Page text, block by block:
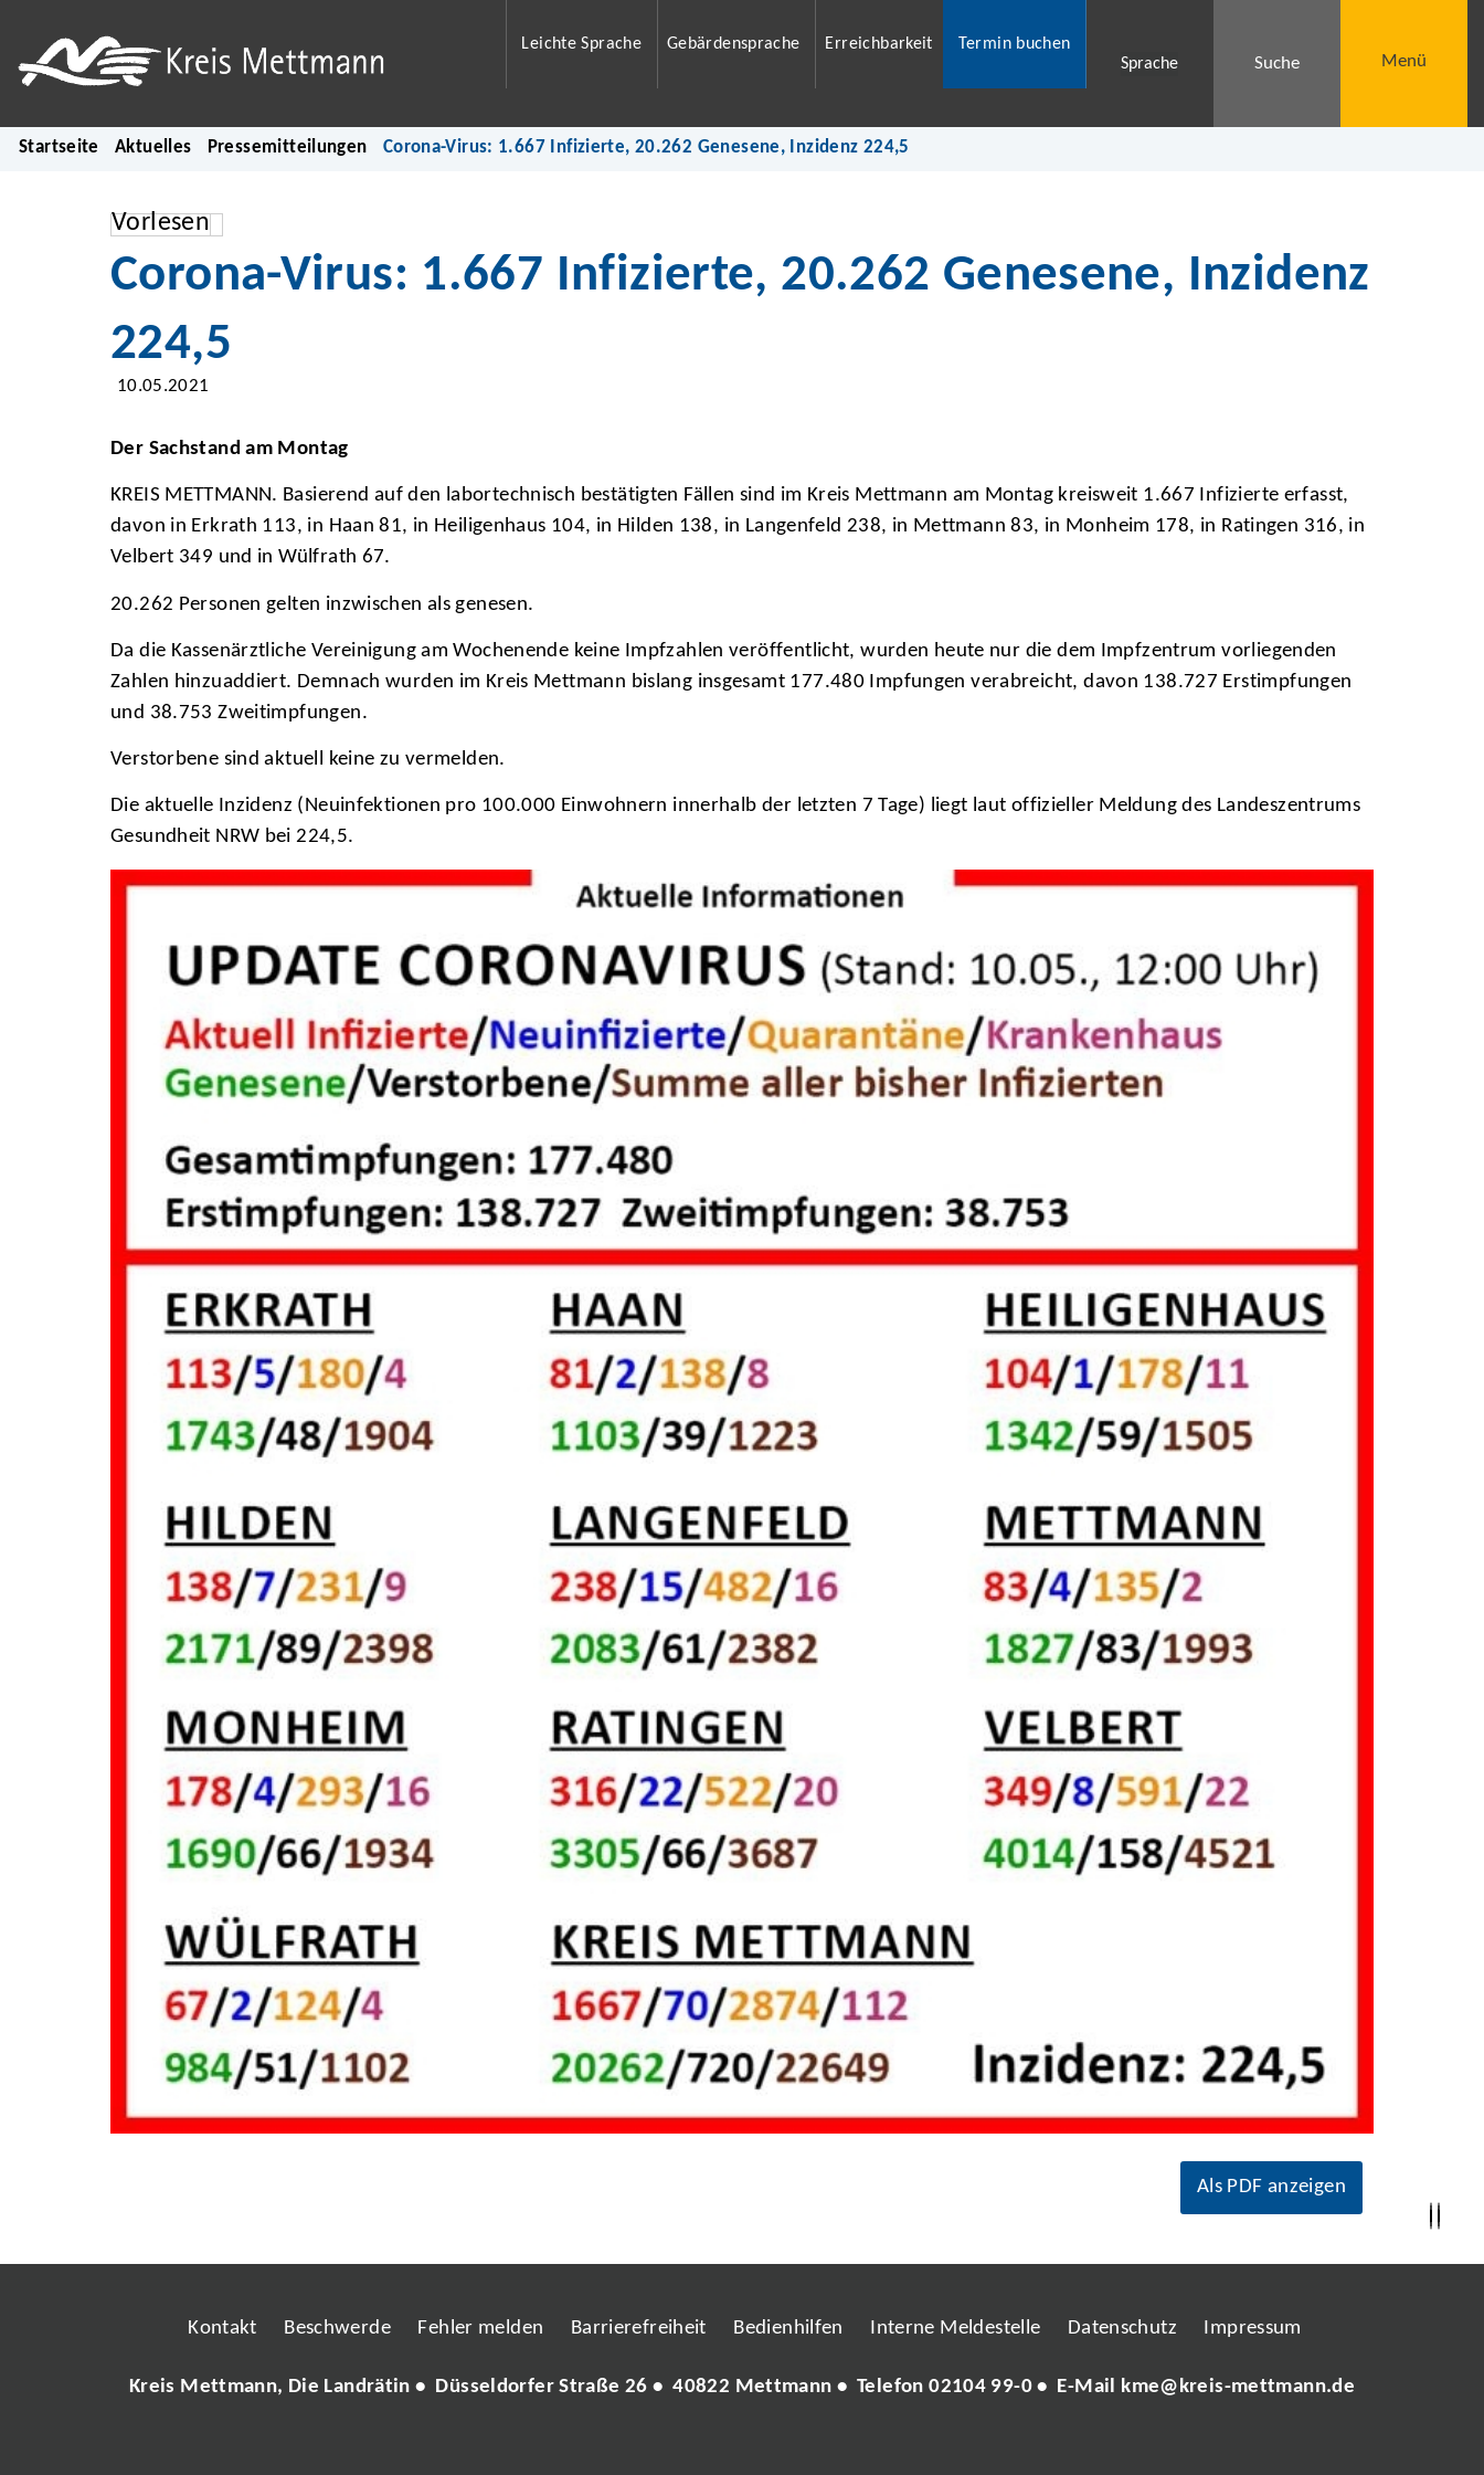
Leichte Sprache Gebärdensprache Erreichbarkeit
Termin buchen
Sprache
Suche Menü
Startseite Aktuelles Pressemitteilungen Corona-Virus: 1.667 Infizierte, 20.262 Genesene, Inzidenz 224,5
Vorlesen
Corona-Virus: 1.667 Infizierte, 20.262 Genesene, Inzidenz
224,5
10.05.2021
Der Sachstand am Montag
KREIS METTMANN. Basierend auf den labortechnisch bestätigten Fällen sind im Kreis Mettmann am Montag kreisweit 1.667 Infizierte erfasst,
davon in Erkrath 113, in Haan 81, in Heiligenhaus 104, in Hilden 138, in Langenfeld 238, in Mettmann 83, in Monheim 178, in Ratingen 316, in
Velbert 349 und in Wülfrath 67.
20.262 Personen gelten inzwischen als genesen.
Da die Kassenärztliche Vereinigung am Wochenende keine Impfzahlen veröffentlicht, wurden heute nur die dem Impfzentrum vorliegenden
Zahlen hinzuaddiert. Demnach wurden im Kreis Mettmann bislang insgesamt 177.480 Impfungen verabreicht, davon 138.727 Erstimpfungen
und 38.753 Zweitimpfungen.
Verstorbene sind aktuell keine zu vermelden.
Die aktuelle Inzidenz (Neuinfektionen pro 100.000 Einwohnern innerhalb der letzten 7 Tage) liegt laut offizieller Meldung des Landeszentrums
Gesundheit NRW bei 224,5.
Als PDF anzeigen
Kontakt Beschwerde Fehler melden Barrierefreiheit Bedienhilfen Interne Meldestelle Datenschutz Impressum
Kreis Mettmann, Die Landrätin • Düsseldorfer Straße 26 • 40822 Mettmann • Telefon02104 99-0• E-Mail kme@kreis-mettmann.de